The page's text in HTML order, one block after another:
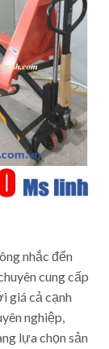
nhắc đến
cung cấp
giá cả cạnh
nghiệp,
lựa chọn sản